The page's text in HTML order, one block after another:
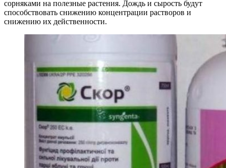
сорняками на полезные растения. Дождь и сырость будут
способствовать снижению концентрации растворов и
снижению их действенности.